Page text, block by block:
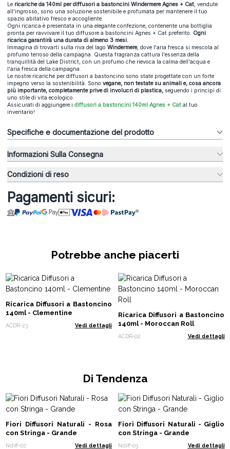
Le ricariche da 140ml per diffusori a bastoncini Windermere Agnes + Cat , vendute
all'ingrosso, sono una soluzione sostenibile e profumata per mantenere il tuo
spazio abitativo fresco e accogliente.
Ogni ricarica è presentata in una elegante confezione, contenente una bottiglia
pronta per ravvivare il tuo diffusore a bastoncini Agnes + Cat preferito. Ogni
ricarica garantirà una durata di almeno 3 mesi.
Immagina di trovarti sulla riva del lago Windermere, dove l'aria fresca si mescola al
profumo terroso della campagna. Questa fragranza cattura l'essenza della
tranquillità del Lake District, con un profumo che rievoca la calma dell'acqua e
l'aria fresca della campagna.
Le nostre ricariche per diffusori a bastoncino sono state progettate con un forte
impegno verso la sostenibilità. Sono vegane, non testate su animali e, cosa ancora
più importante, completamente prive di involucri di plastica, seguendo i principi di
uno stile di vita ecologico.
Assicurati di aggiungere i diffusori a bastoncini 140ml Agnes + Cat al tuo
inventario!
Specifiche e documentazione del prodotto
Informazioni Sulla Consegna
Condizioni di reso
Pagamenti sicuri:
Potrebbe anche piacerti
Ricarica Diffusori a Bastoncino
140ml - Clementine
ACDR-23 Vedi dettagli
Ricarica Diffusori a Bastoncino
140ml - Moroccan Roll
ACDR-02 Vedi dettagli
Di Tendenza
Fiori Diffusori Naturali - Rosa
con Stringa - Grande
Ndiff-02 Vedi dettagli
Fiori Diffusori Naturali - Giglio
con Stringa - Grande
Ndiff-03 Vedi dettagli